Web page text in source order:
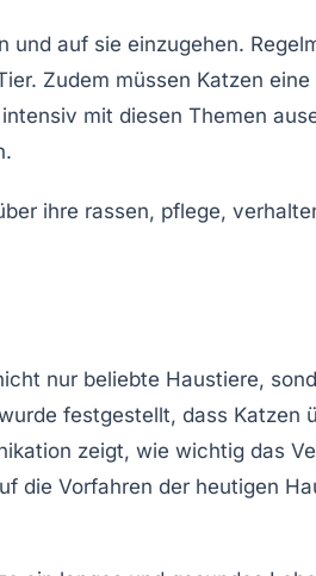
auf sie einzugehen.
Zudem müssen Katzen
mit diesen Themen
nur beliebte Haustiere,
festgestellt, dass
zeigt, wie wichtig das
die Vorfahren der heutigen